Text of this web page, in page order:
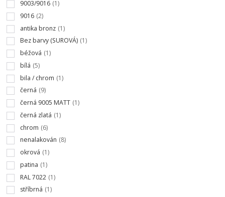
9003/9016 (1)
9016 (2)
antika bronz (1)
Bez barvy (SUROVÁ) (1)
béžová (1)
bílá (5)
bila / chrom (1)
černá (9)
černá 9005 MATT (1)
černá zlatá (1)
chrom (6)
nenalakován (8)
okrová (1)
patina (1)
RAL 7022 (1)
stříbrná (1)